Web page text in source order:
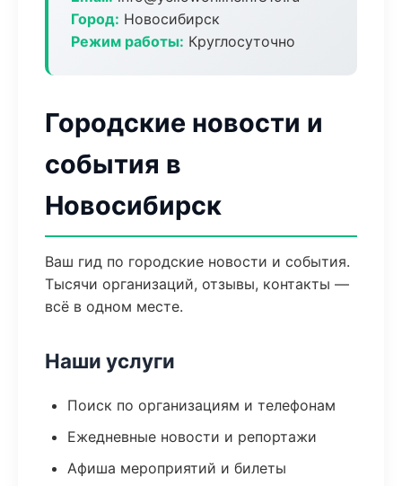
Город: Новосибирск
Режим работы: Круглосуточно
Городские новости и
события в
Новосибирск
Ваш гид по городские новости и события.
Тысячи организаций, отзывы, контакты —
всё в одном месте.
Наши услуги
Поиск по организациям и телефонам
Ежедневные новости и репортажи
Афиша мероприятий и билеты